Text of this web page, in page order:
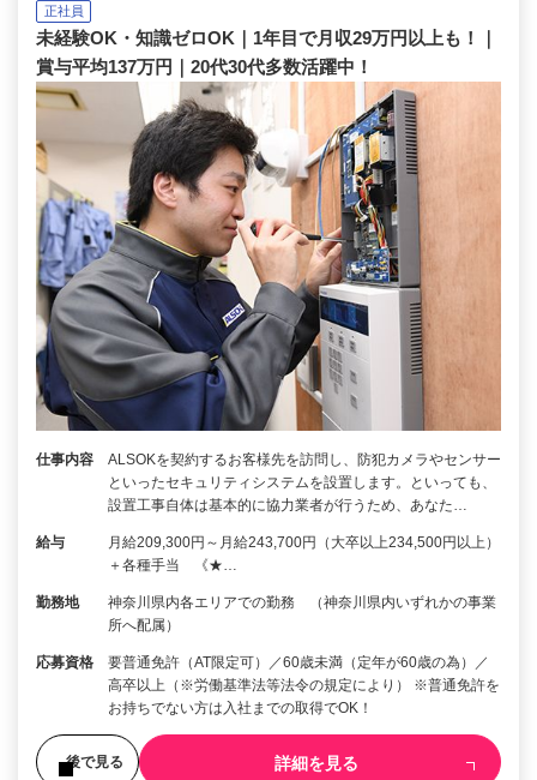
正社員
未経験OK・知識ゼロOK｜1年目で月収29万円以上も！｜
賞与平均137万円｜20代30代多数活躍中！
仕事内容
ALSOKを契約するお客様先を訪問し、防犯カメラやセンサー
といったセキュリティシステムを設置します。といっても、
設置工事自体は基本的に協力業者が行うため、あなた…
給与
月給209,300円～月給243,700円（大卒以上234,500円以上）
＋各種手当 《★…
勤務地
神奈川県内各エリアでの勤務 （神奈川県内いずれかの事業
所へ配属）
応募資格
要普通免許（AT限定可）／60歳未満（定年が60歳の為）／
高卒以上（※労働基準法等法令の規定により） ※普通免許を
お持ちでない方は入社までの取得でOK！
後で見る 詳細を見る